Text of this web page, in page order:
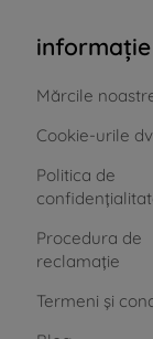
informație
Mărcile
Cookie-urile
Politica de
Procedura de
reclamație
Termeni și